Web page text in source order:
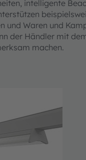
intelligente
und Waren und
der Händler mit
machen.